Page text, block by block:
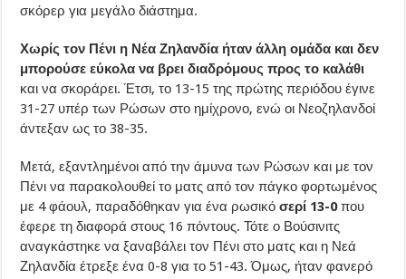
σκόρερ για μεγάλο διάστημα.
Χωρίς τον Πένι η Νέα Ζηλανδία ήταν άλλη ομάδα και δεν
μπορούσε εύκολα να βρει διαδρόμους προς το καλάθι
και να σκοράρει. Έτσι, το 13-15 της πρώτης περιόδου έγινε
31-27 υπέρ των Ρώσων στο ημίχρονο, ενώ οι Νεοζηλανδοί
άντεξαν ως το 38-35.
Μετά, εξαντλημένοι από την άμυνα των Ρώσων και με τον
Πένι να παρακολουθεί το ματς από τον πάγκο φορτωμένος
με 4 φάουλ, παραδόθηκαν για ένα ρωσικόσερί 13-0που
έφερε τη διαφορά στους 16 πόντους. Τότε ο Βούσινιτς
αναγκάστηκε να ξαναβάλει τον Πένι στο ματς και η Νεά
Ζηλανδία έτρεξε ένα 0-8 για το 51-43. Όμως, ήταν φανερό